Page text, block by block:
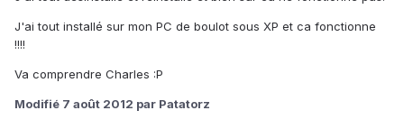
J'ai tout installé sur mon PC de boulot sous XP et ca fonctionne
!!!!
Va comprendre Charles :P
Modifié 7 août 2012 par Patatorz